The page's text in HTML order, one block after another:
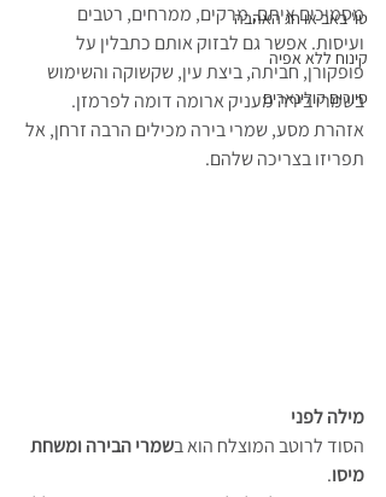
טו' באב או חג האהבה
קינוח ללא אפיה
סיורים קולינארים
מסמיכים איתם, מרקים, ממרחים, רטבים
ועיסות. אפשר גם לבזוק אותם כתבלין על
פופקורן, חביתה, ביצת עין, שקשוקה והשימוש
בשמרי בירה מעניק ארומה דומה לפרמזן.
אזהרת מסע, שמרי בירה מכילים הרבה זרחן, אל
תפריזו בצריכה שלהם.
מילה לפני
הסוד לרוטב המוצלח הוא בשמרי הבירה ומשחת
מיסו.